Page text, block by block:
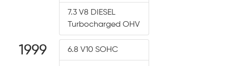
7.3 V8 DIESEL
Turbocharged OHV
1999 6.8 V10 SOHC